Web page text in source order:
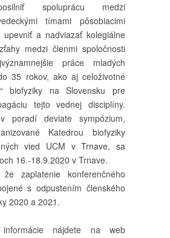
spoluprácu medzi
tímami pôsobiacimi
a nadviazať kolegiálne
medzi členmi spoločnosti
práce mladých
35 rokov, ako aj celoživotné
biofyziky na Slovensku pre
tejto vednej disciplíny.
poradí deviate sympózium,
Katedrou biofyziky
vied UCM v Trnave, sa
16.-18.9.2020 v Trnave.
že zaplatenie konferenčného
s odpustením členského
2020 a 2021.
informácie nájdete na web